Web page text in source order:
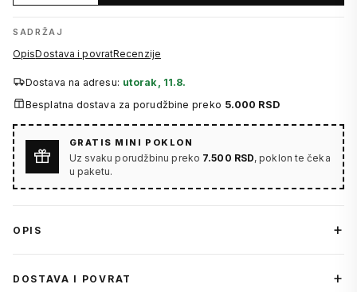
SADRŽAJ
OpisDostava i povratRecenzije
Dostava na adresu: utorak, 11.8.
Besplatna dostava za porudžbine preko 5.000 RSD
GRATIS MINI POKLON
Uz svaku porudžbinu preko 7.500 RSD, poklon te čeka
u paketu.
OPIS
DOSTAVA I POVRAT